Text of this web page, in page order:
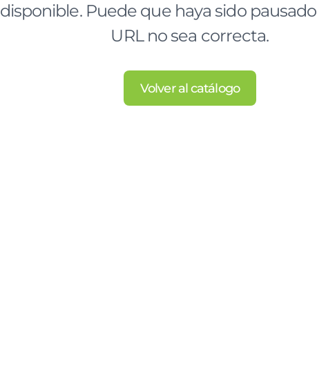
disponible. Puede que haya sido
URL no sea correcta.
Volver al catálogo